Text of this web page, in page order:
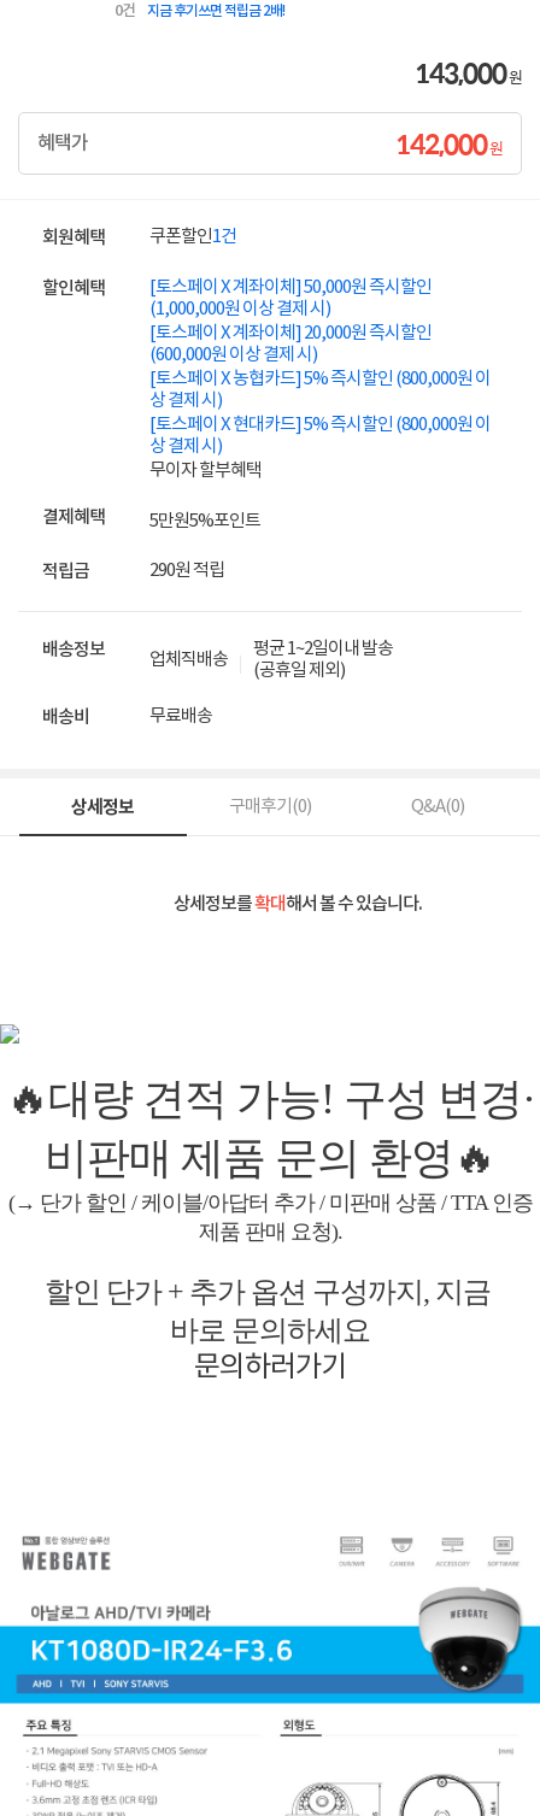
0건 지금 후기쓰면 적립금 2배!
143,000원
혜택가 142,000원
회원혜택 쿠폰할인1건
할인혜택
[토스페이 X 계좌이체] 50,000원 즉시할인
(1,000,000원 이상 결제 시)
[토스페이 X 계좌이체] 20,000원 즉시할인
(600,000원 이상 결제 시)
[토스페이 X 농협카드] 5% 즉시할인 (800,000원 이
상 결제 시)
[토스페이 X 현대카드] 5% 즉시할인 (800,000원 이
상 결제 시)
무이자 할부혜택
결제혜택 5만원5%포인트
적립금 290원 적립
배송정보 업체직배송
평균 1~2일이내 발송
(공휴일 제외)
배송비 무료배송
상세정보 구매후기(0) Q&A(0)
상세정보를확대해서 볼 수 있습니다.
🔥대량 견적 가능! 구성 변경·
비판매 제품 문의 환영🔥
(→ 단가 할인 / 케이블/아답터 추가 / 미판매 상품 / TTA 인증
제품 판매 요청).
할인 단가 + 추가 옵션 구성까지, 지금
바로 문의하세요
문의하러가기